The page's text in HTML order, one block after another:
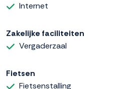
Internet
Zakelijke faciliteiten
Vergaderzaal
Fietsen
Fietsenstalling